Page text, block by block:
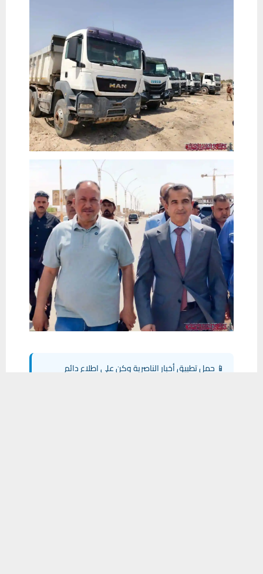
📱 حمل تطبيق أخبار الناصرية وكن على اطلاع دائم